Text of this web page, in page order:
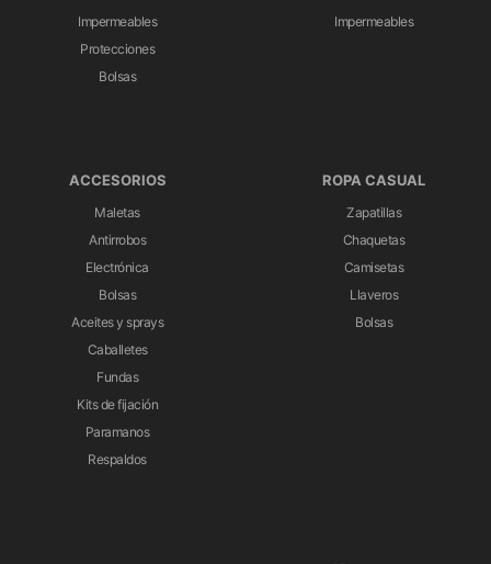
Impermeables
Protecciones
Bolsas
Impermeables
ACCESORIOS
Maletas
Antirrobos
Electrónica
Bolsas
Aceites y sprays
Caballetes
Fundas
Kits de fijación
Paramanos
Respaldos
ROPA CASUAL
Zapatillas
Chaquetas
Camisetas
Llaveros
Bolsas